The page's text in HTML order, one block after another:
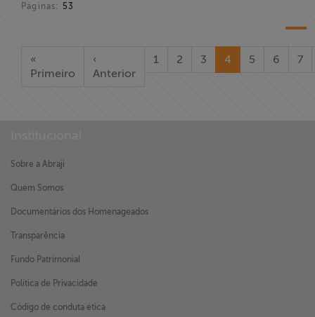
Páginas:
53
«
Primeiro
‹
Anterior
1 2 3 4 5 6 7
Sobre a Abraji
Quem Somos
Documentários dos Homenageados
Transparência
Fundo Patrimonial
Política de Privacidade
Código de conduta ética